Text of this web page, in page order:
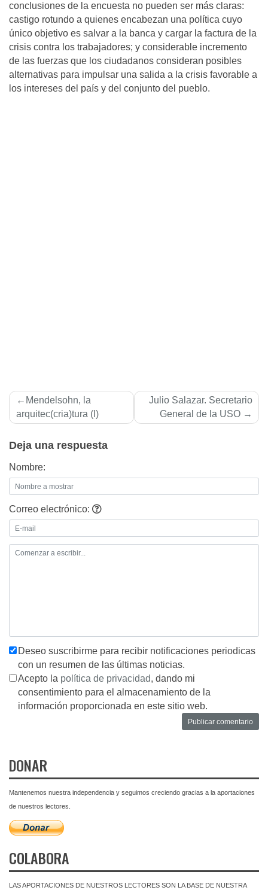
conclusiones de la encuesta no pueden ser más claras:
castigo rotundo a quienes encabezan una política cuyo
único objetivo es salvar a la banca y cargar la factura de la
crisis contra los trabajadores; y considerable incremento
de las fuerzas que los ciudadanos consideran posibles
alternativas para impulsar una salida a la crisis favorable a
los intereses del país y del conjunto del pueblo.
Navegación
de
Mendelsohn, la
arquitec(cria)tura (I)
Julio Salazar. Secretario
General de la USO
Deja una respuesta
Nombre:
Correo electrónico:
Deseo suscribirme para recibir notificaciones periodicas
con un resumen de las últimas noticias.
Acepto la política de privacidad, dando mi
consentimiento para el almacenamiento de la
información proporcionada en este sitio web.
DONAR
Mantenemos nuestra independencia y seguimos creciendo gracias a la aportaciones
de nuestros lectores.
COLABORA
LAS APORTACIONES DE NUESTROS LECTORES SON LA BASE DE NUESTRA